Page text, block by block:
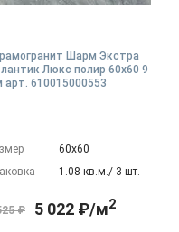
Шарм Экстра
Люкс полир 60x60 9
арт. 610015000553
60х60
1.08 кв.м./ 3 шт.
₽ 5 022 ₽/м2